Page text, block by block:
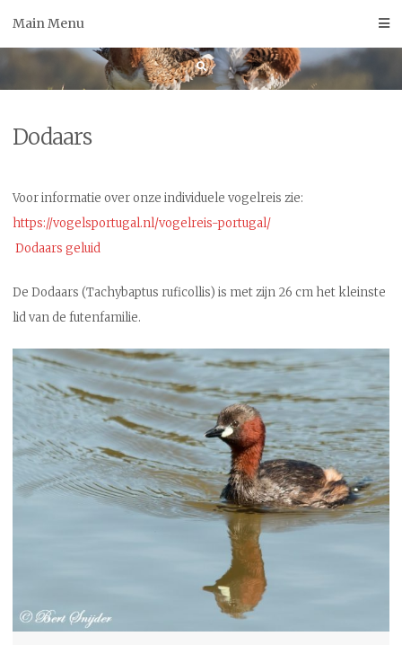
Main Menu
Dodaars
Voor informatie over onze individuele vogelreis zie:
https://vogelsportugal.nl/vogelreis-portugal/
Dodaars geluid
De Dodaars (Tachybaptus ruficollis) is met zijn 26 cm het kleinste
lid van de futenfamilie.